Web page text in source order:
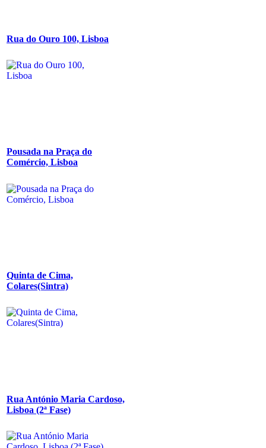
Rua do Ouro 100, Lisboa
Pousada na Praça do
Comércio, Lisboa
Quinta de Cima,
Colares(Sintra)
Rua António Maria Cardoso,
Lisboa (2ª Fase)